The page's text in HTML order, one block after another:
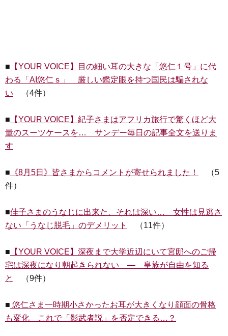
■ 【YOUR VOICE】目の細い耳の大きな「悠仁１号」に代
わる「AI悠仁ｓ」 厳しい鑑定眼を持つ国民は騙されな
い （4件）
■ 【YOUR VOICE】紀子さまはアフリカ旅行で驚くほど大
量のスーツケースを… サンデー毎日の記事全文を送りま
す
■ 《8月5日》皆さまからコメントが寄せられました！
（5
件）
■佳子さまのうなじに出来た、それは深い… 女性は見逃さ
ない「うなじ脱毛」のデメリット
（11件）
■ 【YOUR VOICE】深夜まで大学近辺にいて宮邸へのご帰
宅は深夜になり朝起きられない ― 皇族が自由を知る
と
（9件）
■ 悠仁さま一時期小さかったお耳が大きくなり顔面の骨格
も変化 これで「影武者説」を否定できる…？